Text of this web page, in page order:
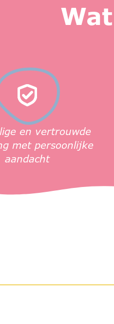
en vertrouwde
met persoonlijke
aandacht